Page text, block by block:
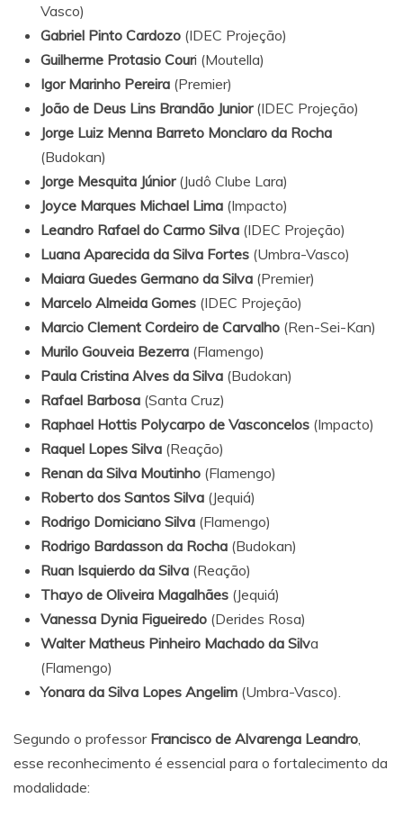
Vasco)
Gabriel Pinto Cardozo (IDEC Projeção)
Guilherme Protasio Couri (Moutella)
Igor Marinho Pereira (Premier)
João de Deus Lins Brandão Junior(IDEC Projeção)
Jorge Luiz Menna Barreto Monclaro da Rocha
(Budokan)
Jorge Mesquita Júnior(Judô Clube Lara)
Joyce Marques Michael Lima (Impacto)
Leandro Rafael do Carmo Silva (IDEC Projeção)
Luana Aparecida da Silva Fortes (Umbra-Vasco)
Maiara Guedes Germano da Silva (Premier)
Marcelo Almeida Gomes (IDEC Projeção)
Marcio Clement Cordeiro de Carvalho (Ren-Sei-Kan)
Murilo Gouveia Bezerra (Flamengo)
Paula Cristina Alves da Silva (Budokan)
Rafael Barbosa (Santa Cruz)
Raphael Hottis Polycarpo de Vasconcelos (Impacto)
Raquel Lopes Silva (Reação)
Renan da Silva Moutinho (Flamengo)
Roberto dos Santos Silva (Jequiá)
Rodrigo Domiciano Silva (Flamengo)
Rodrigo Bardasson da Rocha (Budokan)
Ruan Isquierdo da Silva (Reação)
Thayo de Oliveira Magalhães (Jequiá)
Vanessa Dynia Figueiredo (Derides Rosa)
Walter Matheus Pinheiro Machado da Silva
(Flamengo)
Yonara da Silva Lopes Angelim (Umbra-Vasco).
Segundo o professor Francisco de Alvarenga Leandro
esse reconhecimento é essencial para o fortalecimento da
modalidade: